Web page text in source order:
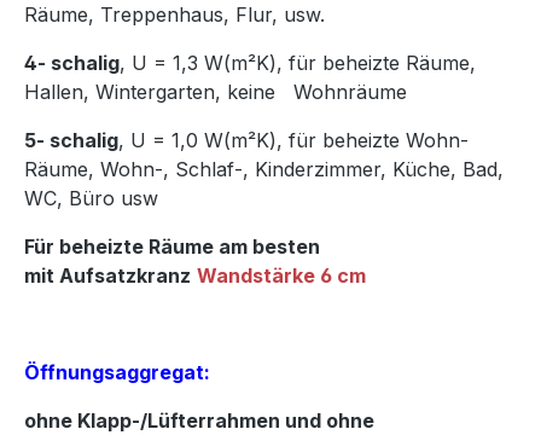
Räume, Treppenhaus, Flur, usw.
4- schalig, U = 1,3 W(m²K), für beheizte Räume,
Hallen, Wintergarten, keine Wohnräume
5- schalig, U = 1,0 W(m²K), für beheizte Wohn-
Räume, Wohn-, Schlaf-, Kinderzimmer, Küche, Bad,
WC, Büro usw
Für beheizte Räume am besten
mit Aufsatzkranz Wandstärke 6 cm
Öffnungsaggregat:
ohne Klapp-/Lüfterrahmen und ohne